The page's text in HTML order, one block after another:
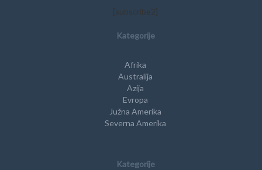
[subscribe2]
Kategorije
Afrika
Australija
Azija
Evropa
Južna Amerika
Severna Amerika
Kategorije